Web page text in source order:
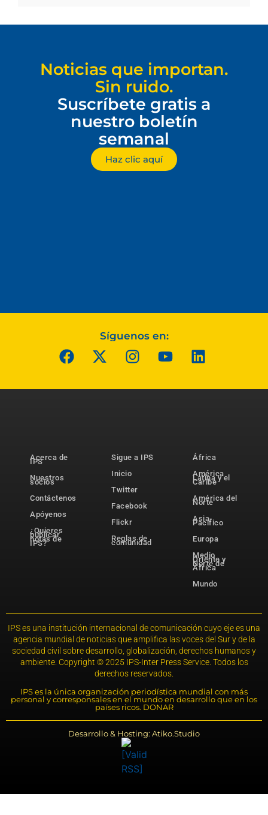
Noticias que importan.
Sin ruido.
Suscríbete gratis a
nuestro boletín
semanal
Haz clic aquí
Síguenos en:
Acerca de
IPS
Nuestros
socios
Contáctenos
Apóyenos
¿Quieres
publicar
notas de
IPS?
Sigue a IPS
Inicio
Twitter
Facebook
Flickr
Reglas de
comunidad
África
América
Latina y el
Caribe
América del
Norte
Asia-
Pacífico
Europa
Medio
Oriente y
Norte de
África
Mundo
IPS es una institución internacional de comunicación cuyo eje es una
agencia mundial de noticias que amplifica las voces del Sur y de la
sociedad civil sobre desarrollo, globalización, derechos humanos y
ambiente. Copyright © 2025 IPS-Inter Press Service. Todos los
derechos reservados.
IPS es la única organización periodística mundial con más
personal y corresponsales en el mundo en desarrollo que en los
países ricos. DONAR
Desarrollo & Hosting: Atiko.Studio